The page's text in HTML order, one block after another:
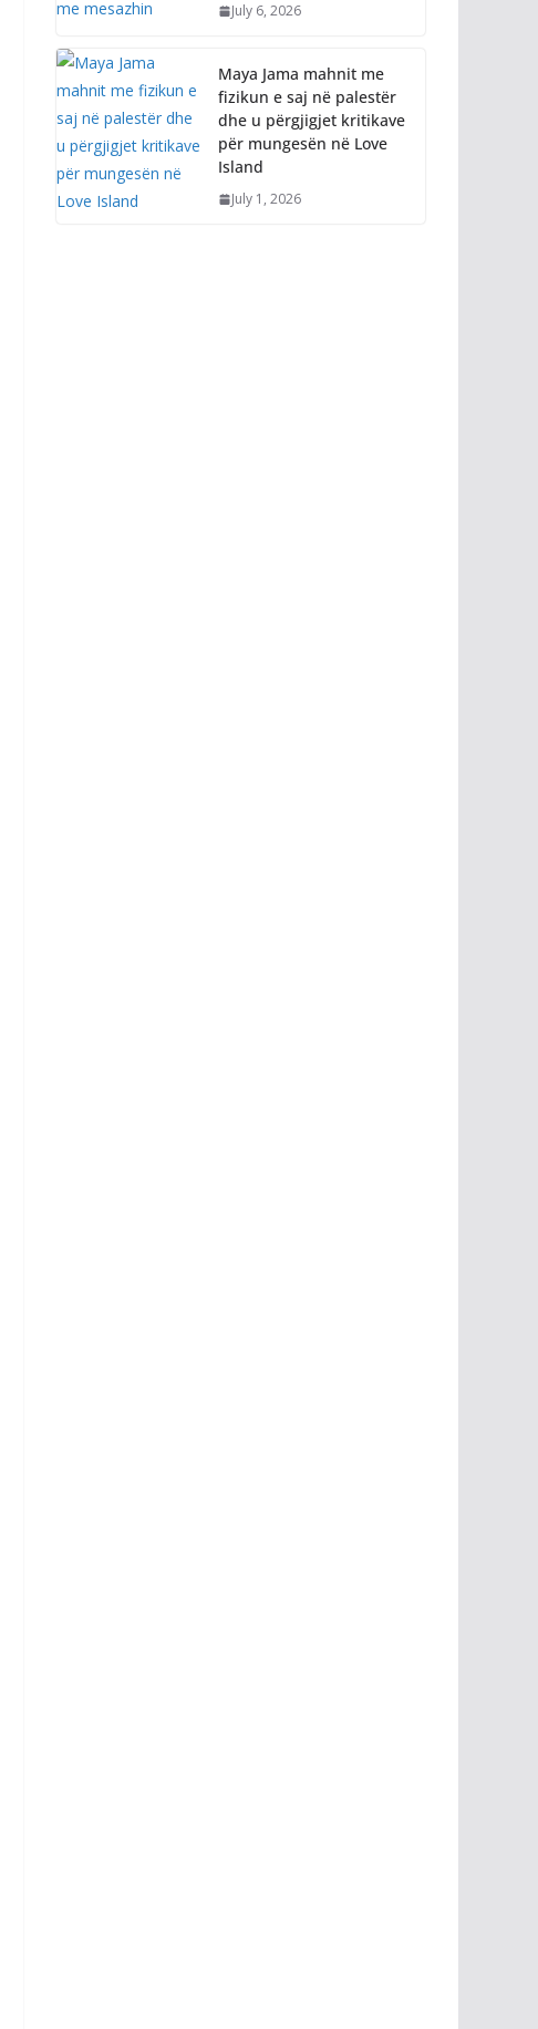
July 6, 2026
Maya Jama mahnit me
fizikun e saj në palestër
dhe u përgjigjet kritikave
për mungesën në Love
Island
July 1, 2026